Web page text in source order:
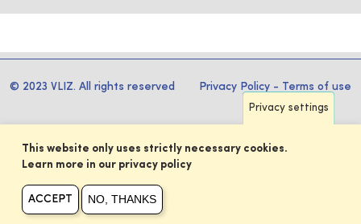
© 2023 VLIZ. All rights reserved Privacy Policy - Terms of use
Privacy settings
This website only uses strictly necessary cookies.
Learn more in our privacy policy
ACCEPT NO, THANKS